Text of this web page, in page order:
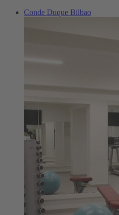
Conde Duque Bilbao